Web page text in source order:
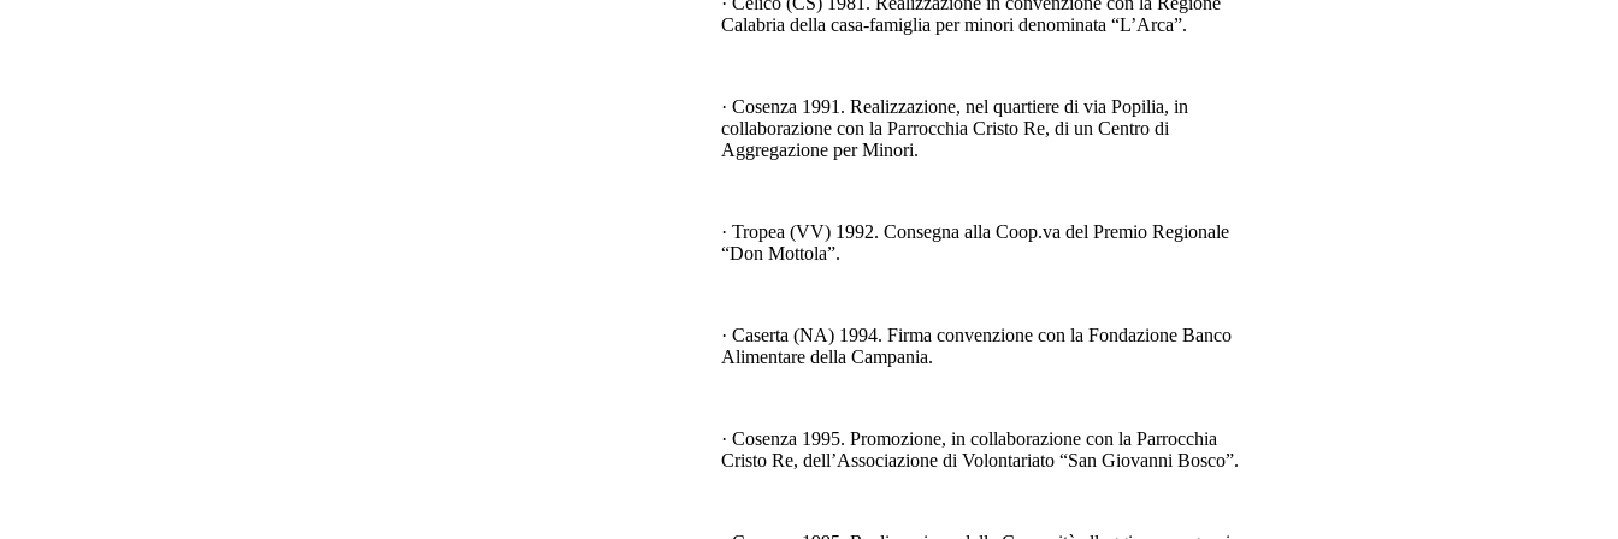
Calabria della casa-famiglia per minori denominata “L’Arca”.
· Cosenza 1991. Realizzazione, nel quartiere di via Popilia, in
collaborazione con la Parrocchia Cristo Re, di un Centro di
Aggregazione per Minori.
· Tropea (VV) 1992. Consegna alla Coop.va del Premio Regionale
“Don Mottola”.
· Caserta (NA) 1994. Firma convenzione con la Fondazione Banco
Alimentare della Campania.
· Cosenza 1995. Promozione, in collaborazione con la Parrocchia
Cristo Re, dell’Associazione di Volontariato “San Giovanni Bosco”.